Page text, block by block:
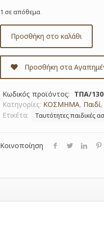
1 σε απόθεμα
Προσθήκη στο καλάθι
Προσθήκη στα
Κωδικός προϊόντος: ΤΠΑ/130
Κατηγορίες: ΚΟΣΜΗΜΑ, Παιδί,
Ετικέτα:
Ταυτότητες παιδικές
Κοινοποίηση